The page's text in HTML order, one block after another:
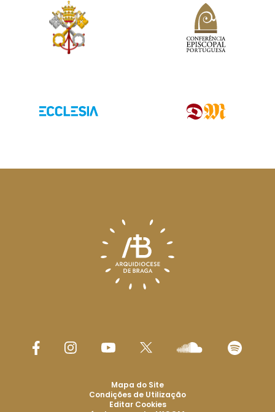
Mapa do Site
Condições de Utilização
Editar Cookies